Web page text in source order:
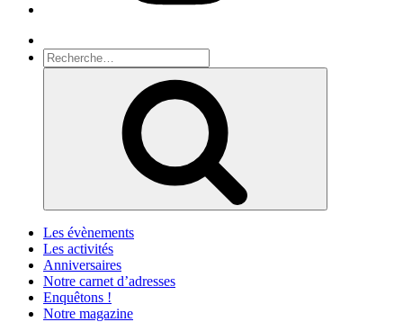
Recherche
pour
Les évènements
Les activités
Anniversaires
Notre carnet d’adresses
Enquêtons !
Notre magazine